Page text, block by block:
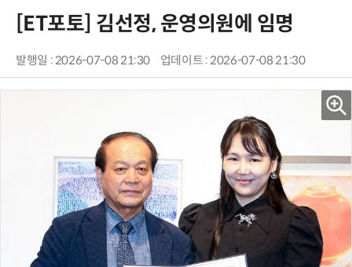
[ET포토] 김선정, 운영의원에 임명
발행일 : 2026-07-08 21:30 업데이트 : 2026-07-08 21:30